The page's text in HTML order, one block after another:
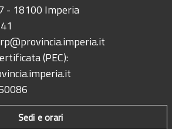
- 18100 Imperia
(PEC):
Sedi e orari